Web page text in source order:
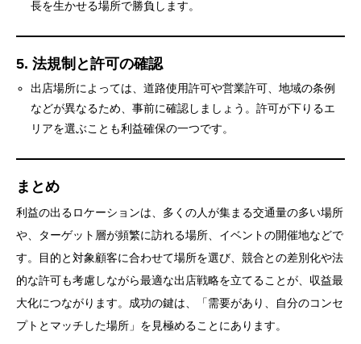
長を生かせる場所で勝負します。
5. 法規制と許可の確認
出店場所によっては、道路使用許可や営業許可、地域の条例
などが異なるため、事前に確認しましょう。許可が下りるエ
リアを選ぶことも利益確保の一つです。
まとめ
利益の出るロケーションは、多くの人が集まる交通量の多い場所
や、ターゲット層が頻繁に訪れる場所、イベントの開催地などで
す。目的と対象顧客に合わせて場所を選び、競合との差別化や法
的な許可も考慮しながら最適な出店戦略を立てることが、収益最
大化につながります。成功の鍵は、「需要があり、自分のコンセ
プトとマッチした場所」を見極めることにあります。